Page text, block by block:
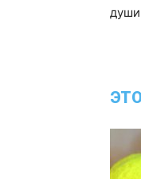
души